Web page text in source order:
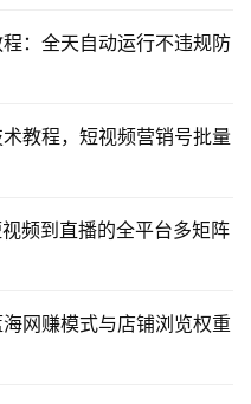
：全天自动运行不违规防
教程，短视频营销号批量
频到直播的全平台多矩阵
网赚模式与店铺浏览权重